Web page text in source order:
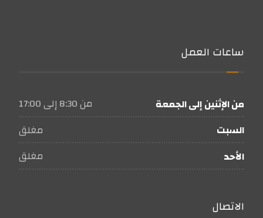
ساعات العمل
من الإثنين إلى الجمعة
من 8:30 إلى 17:00
السبت
مغلق
الأحد
مغلق
الاتصال